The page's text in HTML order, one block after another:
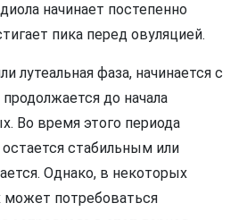
начинает постепенно
пика перед овуляцией.
лутеальная фаза, начинается с
до начала
Во время этого периода
стабильным или
Однако, в некоторых
может потребоваться